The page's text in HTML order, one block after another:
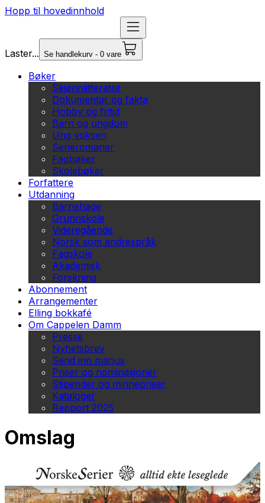
Hopp til hovedinnhold
Laster... Se handlekurv - 0 vare
Bøker
Skjønnlitteratur
Dokumentar og fakta
Hobby og fritid
Barn og ungdom
Ung voksen
Serieromaner
Fagbøker
Skolebøker
Forfattere
Utdanning
Barnehage
Grunnskole
Videregående
Norsk som andrespråk
Fagskole
Akademisk
Forskning
Abonnement
Arrangementer
Elling bokkafé
Om Cappelen Damm
Presse
Nyhetsbrev
Send inn manus
Priser og nominasjoner
Stipender og minnepriser
Kataloger
Rapport 2025
Omslag